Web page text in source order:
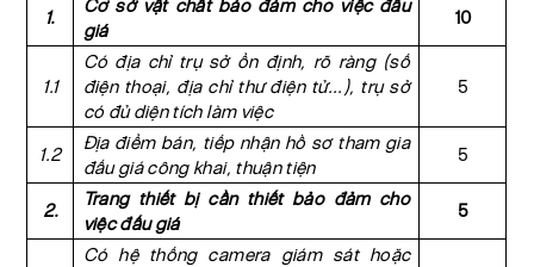
1.
Cơ sở vật chất bảo đảm cho việc đấu
giá
10
1.1
Có địa chỉ trụ sở ổn định, rõ ràng (số
điện thoại, địa chỉ thư điện tử...), trụ sở
có đủ diện tích làm việc
5
1.2
Địa điểm bán, tiếp nhận hồ sơ tham gia
đấu giá công khai, thuận tiện
5
2.
Trang thiết bị cần thiết bảo đảm cho
việc đấu giá
5
Có hệ thống camera giám sát hoặc